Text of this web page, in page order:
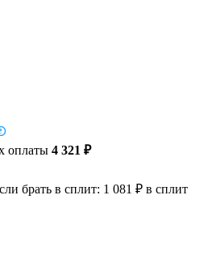
оплаты 4 321 ₽
брать в сплит: 1 081 ₽ в сплит